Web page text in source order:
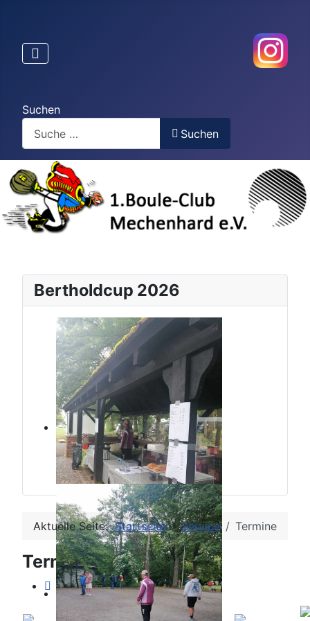
Suchen
Suchen
Bertholdcup 2026
Aktuelle Seite:Startseite Service Termine
Terminkalender